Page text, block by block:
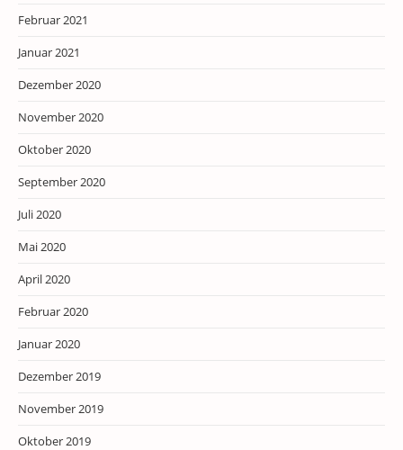
Februar 2021
Januar 2021
Dezember 2020
November 2020
Oktober 2020
September 2020
Juli 2020
Mai 2020
April 2020
Februar 2020
Januar 2020
Dezember 2019
November 2019
Oktober 2019